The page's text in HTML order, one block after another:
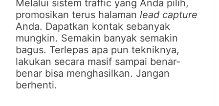
Melalui sistem traffic yang Anda pilih,
promosikan terus halaman lead capture
Anda. Dapatkan kontak sebanyak
mungkin. Semakin banyak semakin
bagus. Terlepas apa pun tekniknya,
lakukan secara masif sampai benar-
benar bisa menghasilkan. Jangan
berhenti.